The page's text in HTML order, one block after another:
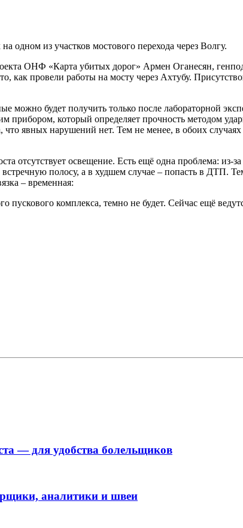
одном из участков мостового перехода через Волгу.
ОНФ «Карта убитых дорог» Армен Оганесян,
провели работы на мосту через Ахтубу.
можно будет получить только после лабораторной
который определяет прочность методом
явных нарушений нет. Тем не менее, в обоих
отсутствует освещение. Есть ещё одна проблема: из-
встречную полосу, а в худшем случае – попасть в ДТП.
– временная:
пускового комплекса, темно не будет. Сейчас ещё
— для удобства болельщиков
аналитики и швеи